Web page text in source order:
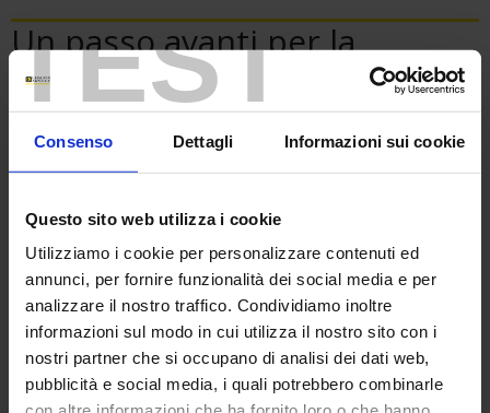
TEST
Consenso Dettagli Informazioni sui cookie
Questo sito web utilizza i cookie
Utilizziamo i cookie per personalizzare contenuti ed
annunci, per fornire funzionalità dei social media e per
analizzare il nostro traffico. Condividiamo inoltre
informazioni sul modo in cui utilizza il nostro sito con i
nostri partner che si occupano di analisi dei dati web,
pubblicità e social media, i quali potrebbero combinarle
Un passo avanti per la
sicurezza delle centrali
nucleari: la nostra nuova
Nota applicativa sulle
In Chauvin Arnoux Energy, siamo lieti di condividere la nostra ultima
Nota applicativa dedicata all'uso delle nostre centrali di misura negli
ambienti nucleari. Questo documento evidenzia la nostra risposta alle
sfide poste dal progetto Open Phase Condition (OPC) di EDF,
attraverso l'integrazione della nostra soluzione di punta, l'Enerium 50.
Di fronte al rischio di squilibri elettrici che potrebbero compromettere
la sicurezza delle centrali nucleari, abbiamo progettato una soluzione